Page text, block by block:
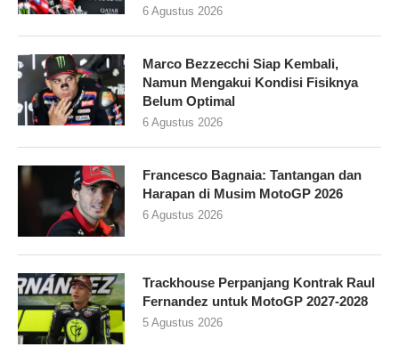
6 Agustus 2026
Marco Bezzecchi Siap Kembali,
Namun Mengakui Kondisi Fisiknya
Belum Optimal
6 Agustus 2026
Francesco Bagnaia: Tantangan dan
Harapan di Musim MotoGP 2026
6 Agustus 2026
Trackhouse Perpanjang Kontrak Raul
Fernandez untuk MotoGP 2027-2028
5 Agustus 2026